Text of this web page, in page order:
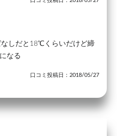
しだと18℃くらいだけど締
なる
口コミ投稿日：2018/05/27